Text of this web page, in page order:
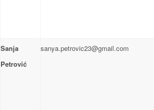
Sanja
Petrović
sanya.petrovic23@gmail.com